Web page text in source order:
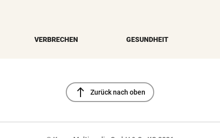
VERBRECHEN GESUNDHEIT
north Zurück nach oben